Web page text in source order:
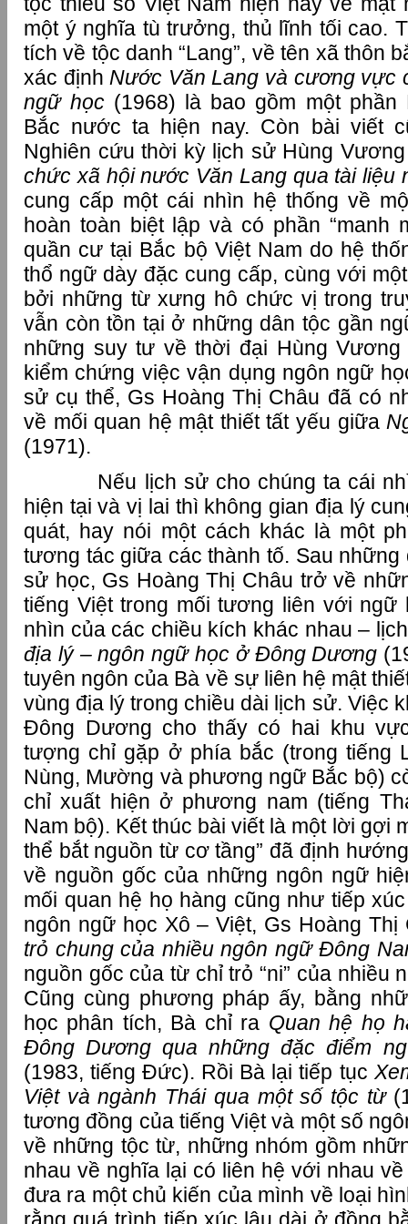
một ý nghĩa tù trưởng, thủ lĩnh tối cao.
tích về tộc danh “Lang”, về tên xã thôn
xác định Nước Văn Lang và cương vực
ngữ học (1968) là bao gồm một
Bắc nước ta hiện nay. Còn bài viết
Nghiên cứu thời kỳ lịch sử Hùng
chức xã hội nước Văn Lang qua tài liệu
cung cấp một cái nhìn hệ thống về
hoàn toàn biệt lập và có phần “manh
quần cư tại Bắc bộ Việt Nam do hệ
thổ ngữ dày đặc cung cấp, cùng với
bởi những từ xưng hô chức vị trong
vẫn còn tồn tại ở những dân tộc gần
những suy tư về thời đại Hùng
kiểm chứng việc vận dụng ngôn ngữ
sử cụ thể, Gs Hoàng Thị Châu đã có
về mối quan hệ mật thiết tất yếu giữa
(1971).
Nếu lịch sử cho chúng ta cái
hiện tại và vị lai thì không gian địa lý
quát, hay nói một cách khác là một
tương tác giữa các thành tố. Sau
sử học, Gs Hoàng Thị Châu trở về
tiếng Việt trong mối tương liên với
nhìn của các chiều kích khác nhau –
địa lý – ngôn ngữ học ở Đông Dương
tuyên ngôn của Bà về sự liên hệ mật
vùng địa lý trong chiều dài lịch sử. Việc
Đông Dương cho thấy có hai khu
tượng chỉ gặp ở phía bắc (trong tiếng
Nùng, Mường và phương ngữ Bắc bộ)
chỉ xuất hiện ở phương nam (tiếng
Nam bộ). Kết thúc bài viết là một lời gợi
thể bắt nguồn từ cơ tầng” đã định
về nguồn gốc của những ngôn ngữ
mối quan hệ họ hàng cũng như tiếp
ngôn ngữ học Xô – Việt, Gs Hoàng
trỏ chung của nhiều ngôn ngữ Đông
nguồn gốc của từ chỉ trỏ “ni” của nhiều
Cũng cùng phương pháp ấy, bằng
học phân tích, Bà chỉ ra Quan hệ họ
Đông Dương qua những đặc điểm
(1983, tiếng Đức). Rồi Bà lại tiếp tục
Việt và ngành Thái qua một số tộc từ
tương đồng của tiếng Việt và một số
về những tộc từ, những nhóm gồm
nhau về nghĩa lại có liên hệ với nhau
đưa ra một chủ kiến của mình về loại